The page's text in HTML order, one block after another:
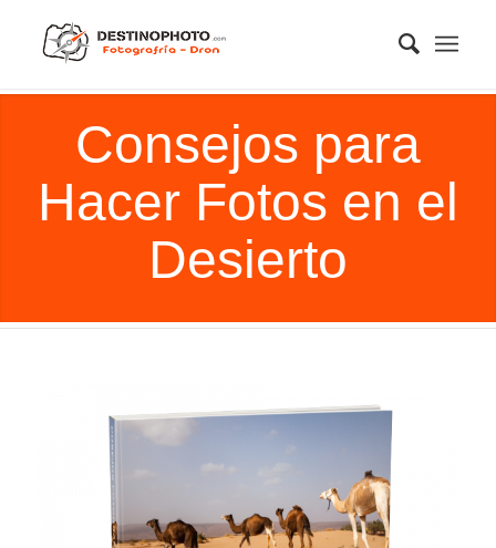
Consejos para
Hacer Fotos en el
Desierto